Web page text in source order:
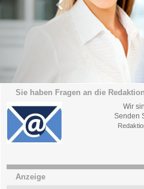
Sie haben Fragen an die
Wir
Senden
Anzeige